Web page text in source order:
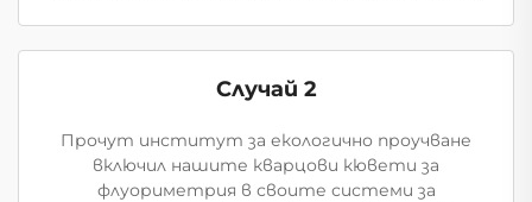
Случай 2
Прочут институт за екологично проучване
включил нашите кварцови кювети за
флуориметрия в своите системи за